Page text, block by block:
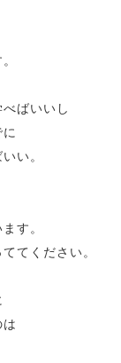
ばいいし
い。
す。
てください。
は